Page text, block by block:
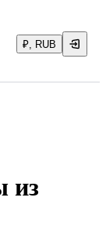
₽, RUB
из